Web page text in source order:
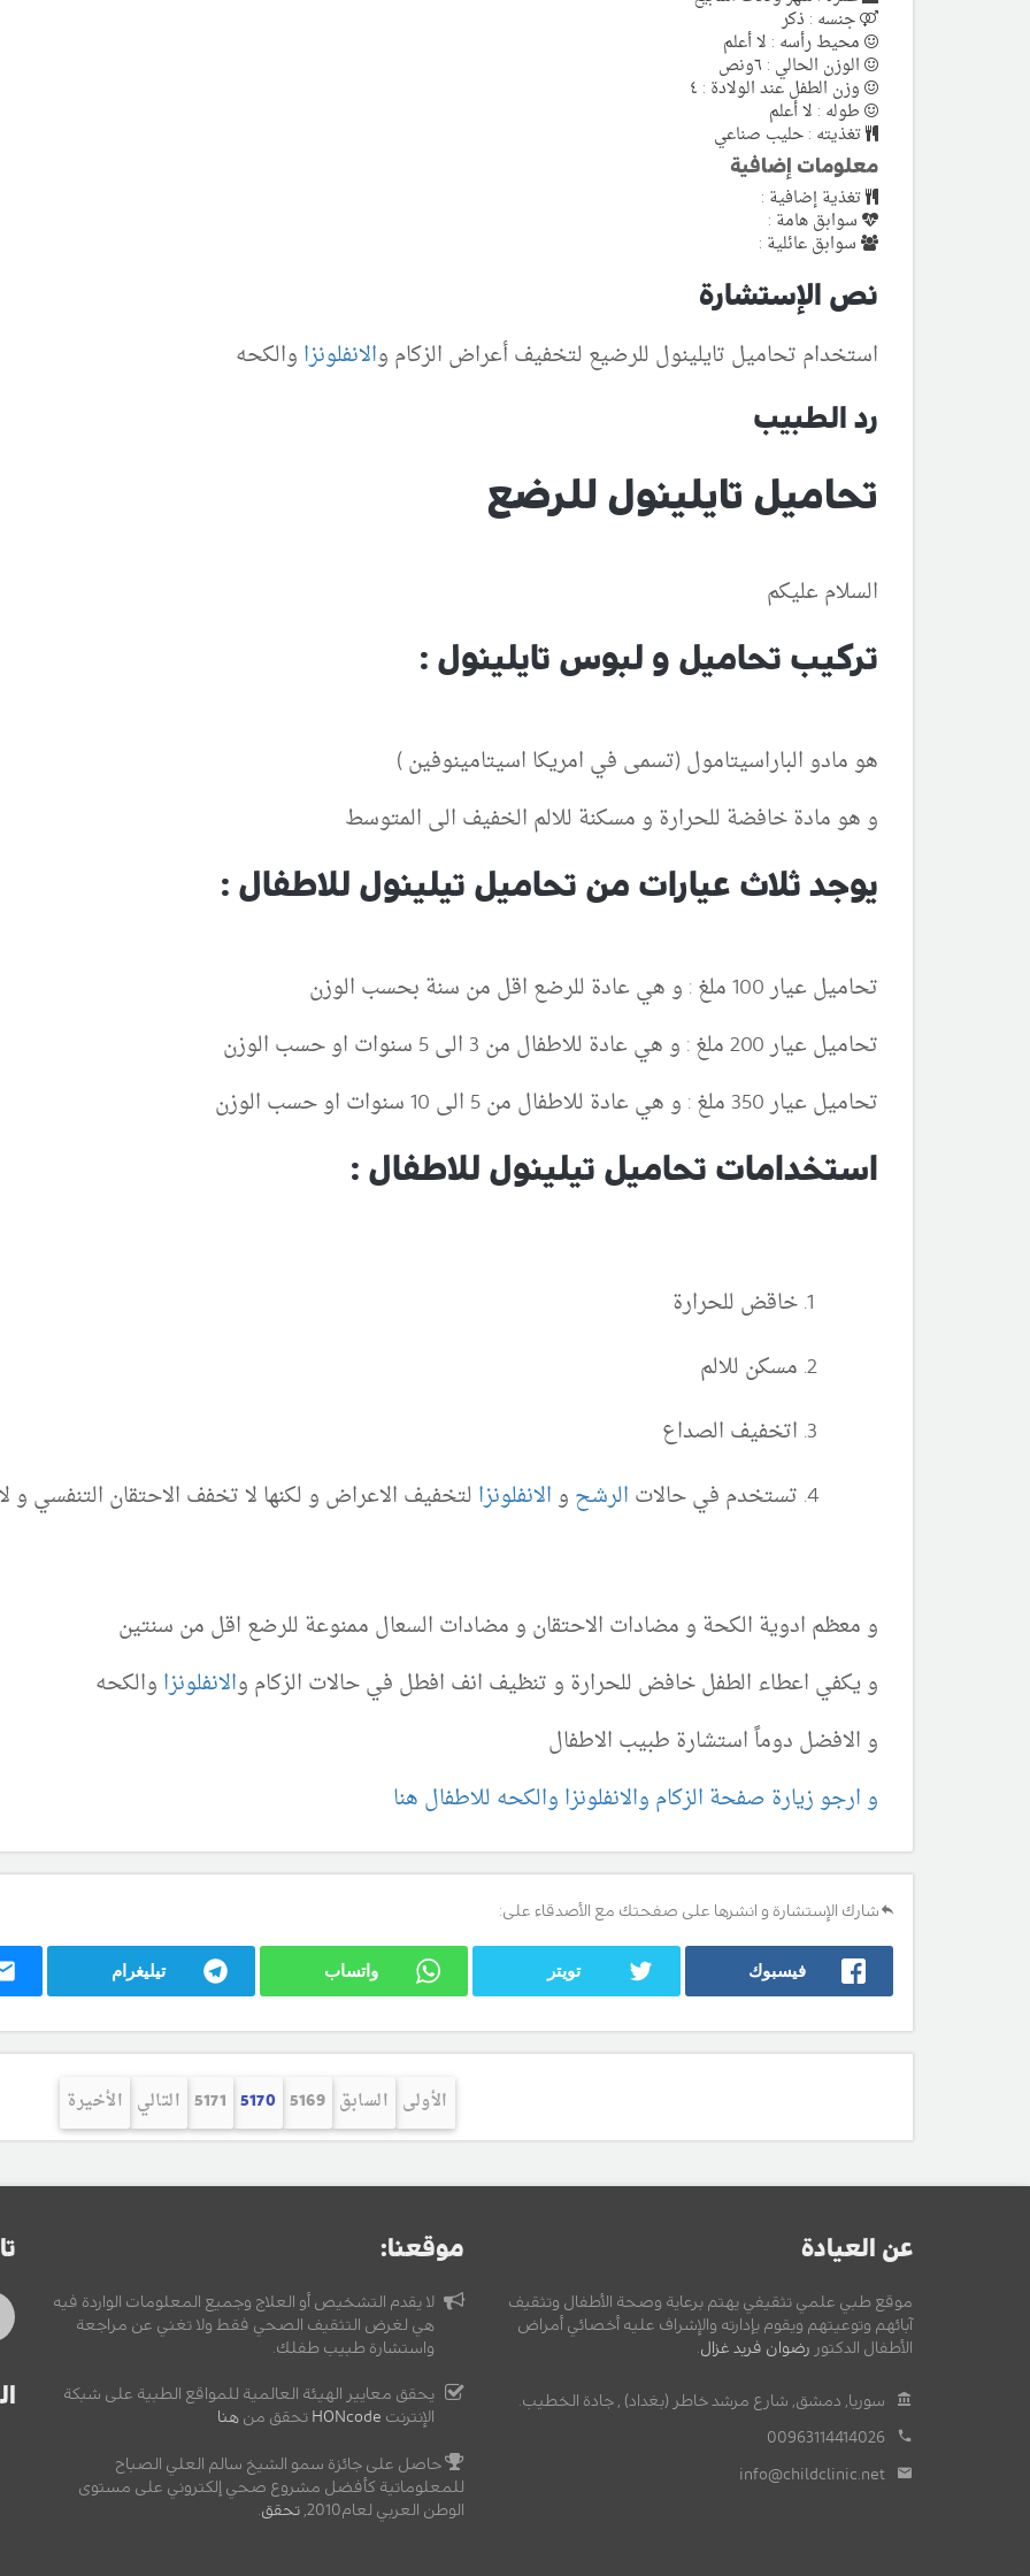
جنسه : ذكر
محيط رأسه : لا أعلم
الوزن الحالي : ٦ونص
وزن الطفل عند الولادة : ٤
طوله : لا أعلم
تغذيته : حليب صناعي
معلومات إضافية
تغذية إضافية :
سوابق هامة :
سوابق عائلية :
نص الإستشارة
استخدام تحاميل تايلينول للرضيع لتخفيف أعراض الزكام والانفلونزا والكحه
رد الطبيب
تحاميل تايلينول للرضع
السلام عليكم
تركيب تحاميل و لبوس تايلينول :
هو مادو الباراسيتامول (تسمى في امريكا اسيتامينوفين )
و هو مادة خافضة للحرارة و مسكنة للالم الخفيف الى المتوسط
يوجد ثلاث عيارات من تحاميل تيلينول للاطفال :
تحاميل عيار 100 ملغ : و هي عادة للرضع اقل من سنة بحسب الوزن
تحاميل عيار 200 ملغ : و هي عادة للاطفال من 3 الى 5 سنوات او حسب الوزن
تحاميل عيار 350 ملغ : و هي عادة للاطفال من 5 الى 10 سنوات او حسب الوزن
استخدامات تحاميل تيلينول للاطفال :
خاقض للحرارة
مسكن للالم
اتخفيف الصداع
تستخدم في حالات الرشح و الانفلونزا لتخفيف الاعراض و لكنها لا تخفف الاحتقان التنفسي و
و معظم ادوية الكحة و مضادات الاحتقان و مضادات السعال ممنوعة للرضع اقل من سنتين
و يكفي اعطاء الطفل خافض للحرارة و تنظيف انف افطل في حالات الزكام والانفلونزا والكحه
و الافضل دوماً استشارة طبيب الاطفال
و ارجو زيارة صفحة الزكام والانفلونزا والكحه للاطفال هنا
شارك الإستشارة و انشرها على صفحتك مع الأصدقاء على:
فيسبوك تويتر واتساب تيليغرام
الأولى السابق 5169
5170
5171 التالي الأخيرة
عن العيادة
موقع طبي علمي تثقيفي يهتم برعاية وصحة الأطفال وتثقيف
آبائهم وتوعيتهم ويقوم بإدارته والإشراف عليه أخصائي أمراض
الأطفال الدكتور رضوان فريد غزال.
سوريا, دمشق, شارع مرشد خاطر (بغداد) , جادة الخطيب.
00963114414026
info@childclinic.net
موقعنا:
لا يقدم التشخيص أو العلاج وجميع المعلومات الواردة فيه
هي لغرض التثقيف الصحي فقط ولا تغني عن مراجعة
واستشارة طبيب طفلك.
يحقق معايير الهيئة العالمية للمواقع الطبية على شبكة
الإنترنت HONcode تحقق من هنا
حاصل على جائزة سمو الشيخ سالم العلي الصباح
للمعلوماتية كأفضل مشروع صحي إلكتروني على مستوى
الوطن العربي لعام2010,
تحقق.